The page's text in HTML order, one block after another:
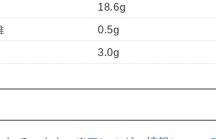
18.6g
0.5g
3.0g